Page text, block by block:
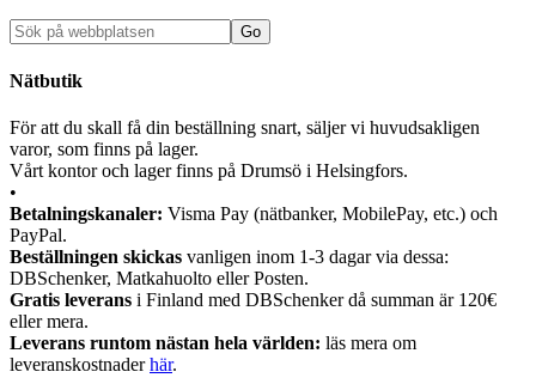
Nätbutik
För att du skall få din beställning snart, säljer vi huvudsakligen
varor, som finns på lager.
Vårt kontor och lager finns på Drumsö i Helsingfors.
•
Betalningskanaler: Visma Pay (nätbanker, MobilePay, etc.) och
PayPal.
Beställningen skickas vanligen inom 1-3 dagar via dessa:
DBSchenker, Matkahuolto eller Posten.
Gratis leverans i Finland med DBSchenker då summan är 120€
eller mera.
Leverans runtom nästan hela världen: läs mera om
leveranskostnaderhär.